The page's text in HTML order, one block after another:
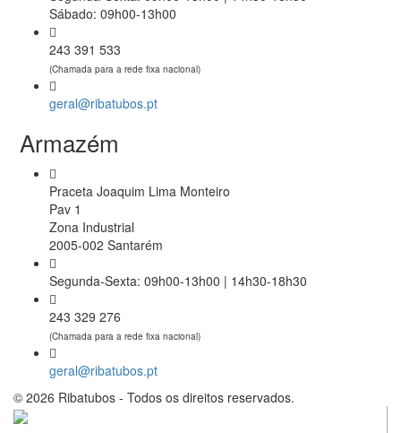
Sábado: 09h00-13h00
243 391 533
(Chamada para a rede fixa nacional)
geral@ribatubos.pt
Armazém
Praceta Joaquim Lima Monteiro
Pav 1
Zona Industrial
2005-002 Santarém
Segunda-Sexta: 09h00-13h00 | 14h30-18h30
243 329 276
(Chamada para a rede fixa nacional)
geral@ribatubos.pt
© 2026 Ribatubos - Todos os direitos reservados.